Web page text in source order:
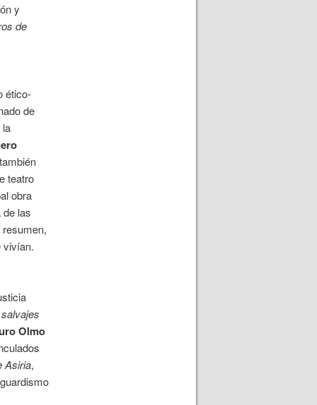
y
de
ético-
de
teatro
obra
las
vivían.
Olmo
Asiria,